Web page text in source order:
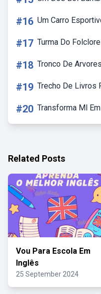
#16 Um Carro
#17 Turma Do
#18 Tronco De
#19 Trecho De Livros
#20 Transforma Ml
Related Posts
Vou Para Escola Em
Inglês
25 September 2024